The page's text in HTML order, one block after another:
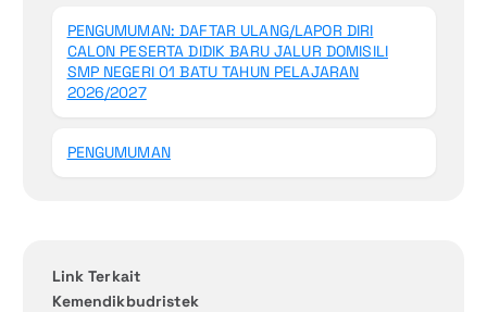
PENGUMUMAN: DAFTAR ULANG/LAPOR DIRI
CALON PESERTA DIDIK BARU JALUR DOMISILI
SMP NEGERI 01 BATU TAHUN PELAJARAN
2026/2027
PENGUMUMAN
Link Terkait
Kemendikbudristek